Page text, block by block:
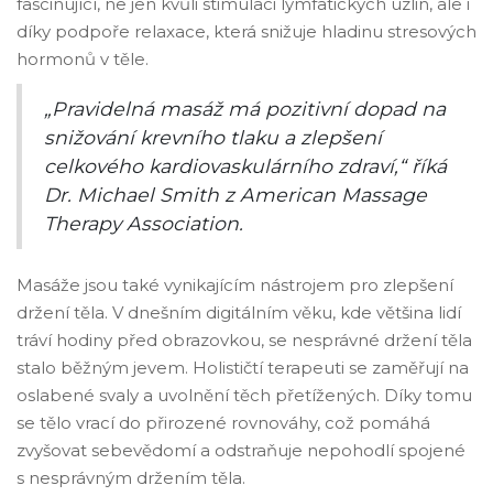
díky podpoře relaxace, která snižuje hladinu stresových
hormonů v těle.
„Pravidelná masáž má pozitivní dopad na
snižování krevního tlaku a zlepšení
celkového kardiovaskulárního zdraví,“ říká
Dr. Michael Smith z American Massage
Therapy Association.
Masáže jsou také vynikajícím nástrojem pro zlepšení
držení těla. V dnešním digitálním věku, kde většina lidí
tráví hodiny před obrazovkou, se nesprávné držení těla
stalo běžným jevem. Holističtí terapeuti se zaměřují na
oslabené svaly a uvolnění těch přetížených. Díky tomu
se tělo vrací do přirozené rovnováhy, což pomáhá
zvyšovat sebevědomí a odstraňuje nepohodlí spojené
s nesprávným držením těla.